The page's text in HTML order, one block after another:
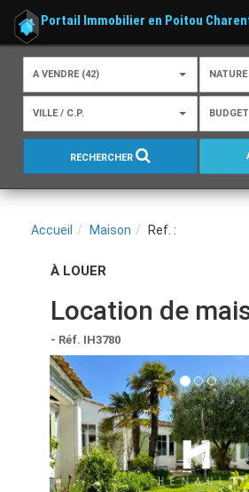
Portail Immobilier en Poitou
A VENDRE (42)
VILLE / C.P. BUDGET
RECHERCHER
Accueil Maison Ref. :
À LOUER
Location de
- Réf. IH3780